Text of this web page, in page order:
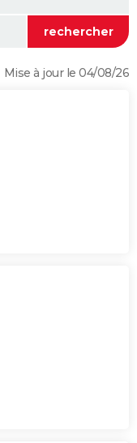
Mise à jour le 04/08/26